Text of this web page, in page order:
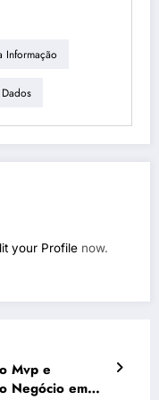
Informação
your Profile now.
Mvp e
Negócio em